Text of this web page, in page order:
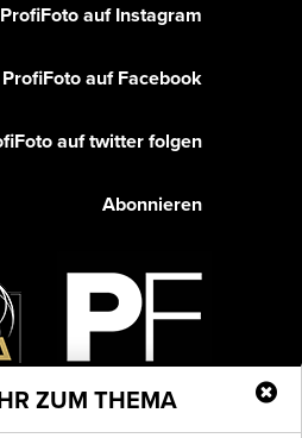
ZUM THEMA
ProfiFoto auf Instagram
ProfiFoto auf Facebook
auf twitter folgen
Abonnieren
PF Publishing GmbH